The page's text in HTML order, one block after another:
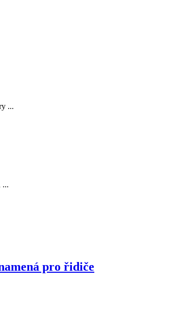
...
...
pro řidiče